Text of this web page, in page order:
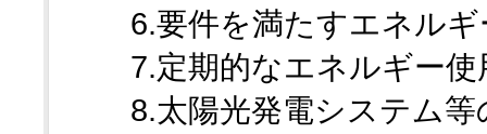
6.要件を満たすエネル
7.定期的なエネルギー
8.太陽光発電システム